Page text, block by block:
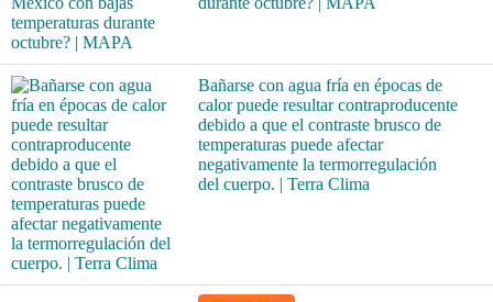
Bañarse con agua fría en épocas de
calor puede resultar contraproducente
debido a que el contraste brusco de
temperaturas puede afectar
negativamente la termorregulación
del cuerpo. | Terra Clima